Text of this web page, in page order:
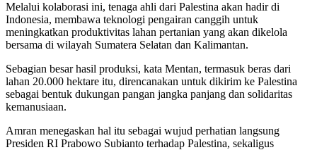
Melalui kolaborasi ini, tenaga ahli dari Palestina akan hadir di
Indonesia, membawa teknologi pengairan canggih untuk
meningkatkan produktivitas lahan pertanian yang akan dikelola
bersama di wilayah Sumatera Selatan dan Kalimantan.
Sebagian besar hasil produksi, kata Mentan, termasuk beras dari
lahan 20.000 hektare itu, direncanakan untuk dikirim ke Palestina
sebagai bentuk dukungan pangan jangka panjang dan solidaritas
kemanusiaan.
Amran menegaskan hal itu sebagai wujud perhatian langsung
Presiden RI Prabowo Subianto terhadap Palestina, sekaligus